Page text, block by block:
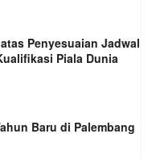
Penyesuaian Jadwal
Piala Dunia
Baru di Palembang